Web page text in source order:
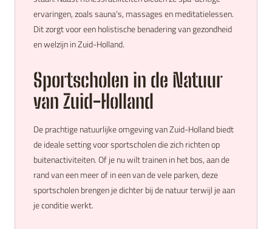
ervaringen, zoals sauna's, massages en meditatielessen.
Dit zorgt voor een holistische benadering van gezondheid
en welzijn in Zuid-Holland.
Sportscholen in de Natuur
van Zuid-Holland
De prachtige natuurlijke omgeving van Zuid-Holland biedt
de ideale setting voor sportscholen die zich richten op
buitenactiviteiten. Of je nu wilt trainen in het bos, aan de
rand van een meer of in een van de vele parken, deze
sportscholen brengen je dichter bij de natuur terwijl je aan
je conditie werkt.